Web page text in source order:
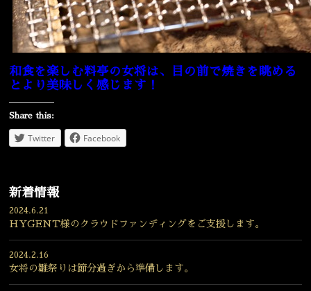
和食を楽しむ料亭の女将は、目の前で焼きを眺める
とより美味しく感じます！
Share this:
Twitter Facebook
新着情報
2024.6.21
HYGENT様のクラウドファンディングをご支援します。
2024.2.16
女将の雛祭りは節分過ぎから準備します。